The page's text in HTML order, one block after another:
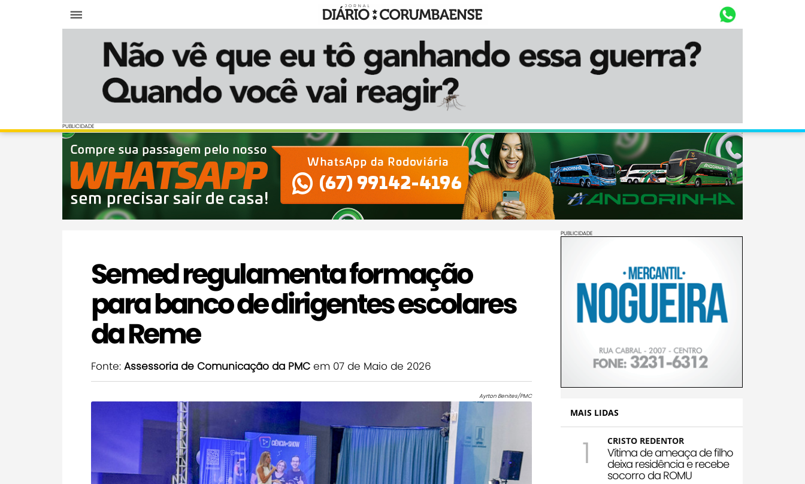
Diário Corumbaense
PUBLICIDADE
PUBLICIDADE
Semed regulamenta formação
para banco de dirigentes escolares
da Reme
Fonte: Assessoria de Comunicação da PMC em 07 de Maio de 2026
Ayrton Benites/PMC
PUBLICIDADE
MAIS LIDAS
1 CRISTO REDENTOR
Vítima de ameaça de filho
deixa residência e recebe
socorro da ROMU